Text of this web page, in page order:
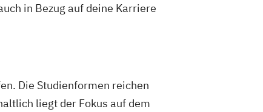
in Bezug auf deine Karriere
Die Studienformen reichen
liegt der Fokus auf dem